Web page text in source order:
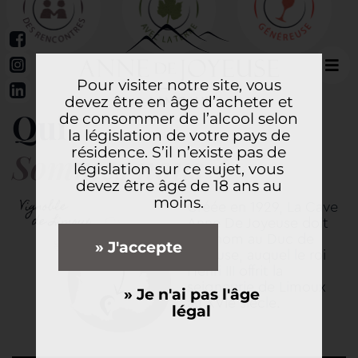
Pour visiter notre site, vous
devez être en âge d’acheter et
de consommer de l’alcool selon
la législation de votre pays de
résidence. S’il n’existe pas de
législation sur ce sujet, vous
devez être âgé de 18 ans au
moins.
» J'accepte
» Je n'ai pas l'âge
légal
Qui
Sommes nous ?
Créée en 1929, La Cave
Anne De Joyeuse doit
Joyeuse, auquel le roi
Henri III offrit la
seigneurie de Limoux
au XVIe siècle.